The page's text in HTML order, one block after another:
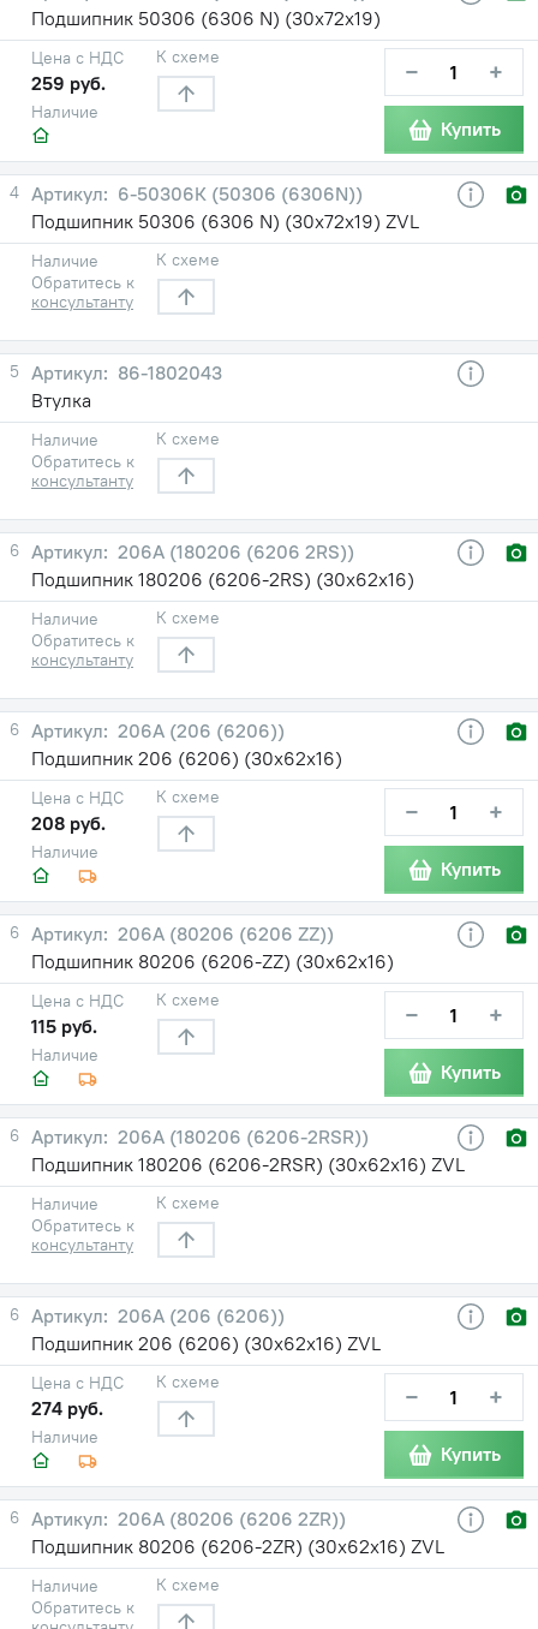
Подшипник 50306 (6306 N) (30х72х19)
Наличие
Цена с НДС
259 руб.
К схеме − +
Купить
4
6-50306К (50306 (6306N))
Подшипник 50306 (6306 N) (30х72х19) ZVL
Наличие
Обратитесь к
консультанту
К схеме
5
86-1802043
Втулка
Наличие
Обратитесь к
консультанту
К схеме
6
206А (180206 (6206 2RS))
Подшипник 180206 (6206-2RS) (30х62х16)
Наличие
Обратитесь к
консультанту
К схеме
6
206А (206 (6206))
Подшипник 206 (6206) (30х62х16)
Наличие
Цена с НДС
208 руб.
К схеме − +
Купить
6
206А (80206 (6206 ZZ))
Подшипник 80206 (6206-ZZ) (30х62х16)
Наличие
Цена с НДС
115 руб.
К схеме − +
Купить
6
206А (180206 (6206-2RSR))
Подшипник 180206 (6206-2RSR) (30х62х16) ZVL
Наличие
Обратитесь к
консультанту
К схеме
6
206А (206 (6206))
Подшипник 206 (6206) (30х62х16) ZVL
Наличие
Цена с НДС
274 руб.
К схеме − +
Купить
6
206А (80206 (6206 2ZR))
Подшипник 80206 (6206-2ZR) (30х62х16) ZVL
Наличие
Обратитесь к
К схеме